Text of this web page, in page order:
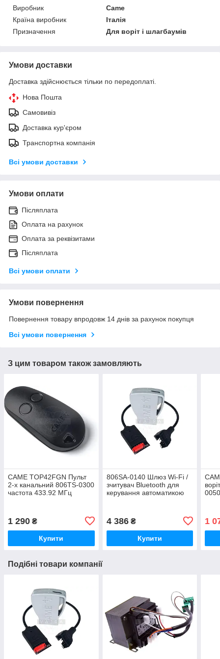
Виробник
Came
Країна виробник
Італія
Призначення
Для воріт і шлагбаумів
Умови доставки
Доставка здійснюється тільки по передоплаті.
Нова Пошта
Самовивіз
Доставка кур'єром
Транспортна компанія
Всі умови доставки
Умови оплати
Післяплата
Оплата на рахунок
Оплата за реквізитами
Післяплата
Всі умови оплати
Умови повернення
Повернення товару впродовж 14 днів за рахунок покупця
Всі умови повернення
З цим товаром також замовляють
CAME TOP42FGN Пульт
2-х канальний 806TS-0300
частота 433.92 МГц
1 290 ₴
Купити
806SA-0140 Шлюз Wi-Fi /
зчитувач Bluetooth для
керування автоматикою
4 386₴
Купити
1
Подібні товари компанії